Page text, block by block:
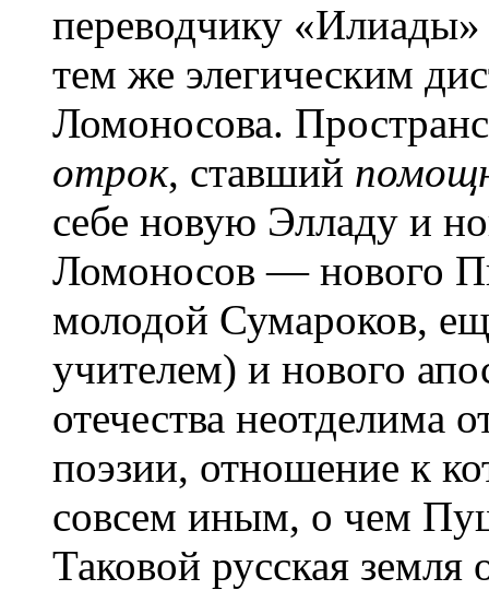
переводчику «Илиады»
тем же элегическим
Ломоносова.
отрок, ставший
себе новую Элладу и
Ломоносов — нового
молодой Сумароков,
учителем) и нового
отечества неотделима
поэзии, отношение к
совсем иным, о чем
Таковой русская земля